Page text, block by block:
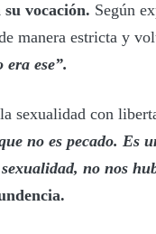
vocación. Según
manera estricta y
ese”.
sexualidad con
no es pecado. Es
no nos